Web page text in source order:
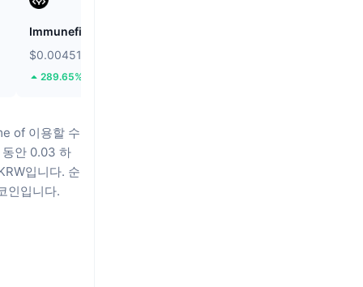
Immunefi
$0.004512
289.65%
of 이용할 수
안 0.03 하
입니다. 순
인입니다.